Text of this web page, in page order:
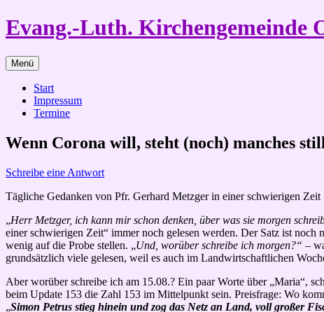
Zum
Inhalt
Evang.-Luth. Kirchengemeinde
Menü
Start
Impressum
Termine
Wenn Corona will, steht (noch) manches
Schreibe eine Antwort
Tägliche Gedanken von Pfr. Gerhard Metzger in einer schwierigen Zeit
„Herr Metzger, ich kann mir schon denken, über was sie morgen
einer schwierigen Zeit“ immer noch gelesen werden. Der Satz ist noch
wenig auf die Probe stellen. „Und, worüber schreibe ich morgen?“ –
grundsätzlich viele gelesen, weil es auch im Landwirtschaftlichen
Aber worüber schreibe ich am 15.08.? Ein paar Worte über „Maria“,
beim Update 153 die Zahl 153 im Mittelpunkt sein. Preisfrage: Wo
„Simon Petrus stieg hinein und zog das Netz an Land, voll großer